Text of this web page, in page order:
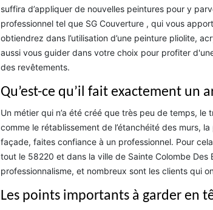
suffira d’appliquer de nouvelles peintures pour y
professionnel tel que SG Couverture , qui vous
obtiendrez dans l’utilisation d’une peinture pliolite,
aussi vous guider dans votre choix pour profiter
des revêtements.
Qu’est-ce qu’il fait exactement un
Un métier qui n’a été créé que très peu de temps,
comme le rétablissement de l’étanchéité des murs,
façade, faites confiance à un professionnel. Pour
tout le 58220 et dans la ville de Sainte Colombe Des
professionnalisme, et nombreux sont les clients qui
Les points importants à garder en